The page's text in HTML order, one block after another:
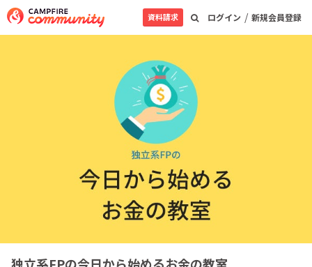
ログイン / 新規会員登録
資料請求
独立系FPの今日から始めるお金の教室